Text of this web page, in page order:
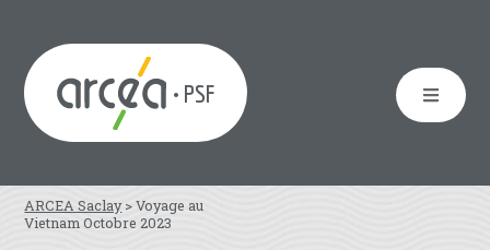
• PSF
ARCEA Saclay>Voyage au
Vietnam Octobre 2023